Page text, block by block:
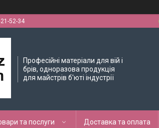
52-34
Професійні матеріали для вій і
брів, одноразова продукція
для майстрів б'юті індустрії
та послуги Доставка та оплата